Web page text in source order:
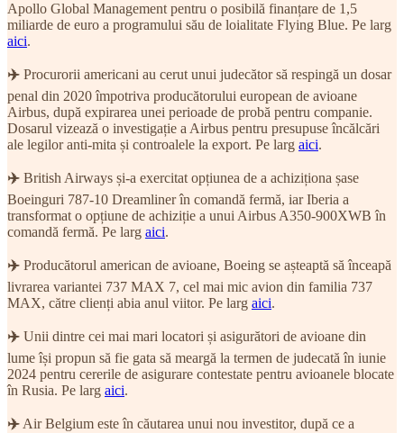
Apollo Global Management pentru o posibilă finanțare de 1,5
miliarde de euro a programului său de loialitate Flying Blue. Pe larg
aici.
✈️ Procurorii americani au cerut unui judecător să respingă un dosar
penal din 2020 împotriva producătorului european de avioane
Airbus, după expirarea unei perioade de probă pentru companie.
Dosarul vizează o investigație a Airbus pentru presupuse încălcări
ale legilor anti-mita și controalele la export. Pe larg aici.
✈️ British Airways și-a exercitat opțiunea de a achiziționa șase
Boeinguri 787-10 Dreamliner în comandă fermă, iar Iberia a
transformat o opțiune de achiziție a unui Airbus A350-900XWB în
comandă fermă. Pe larg aici.
✈️ Producătorul american de avioane, Boeing se așteaptă să înceapă
livrarea variantei 737 MAX 7, cel mai mic avion din familia 737
MAX, către clienți abia anul viitor. Pe larg aici.
✈️ Unii dintre cei mai mari locatori și asigurători de avioane din
lume își propun să fie gata să meargă la termen de judecată în iunie
2024 pentru cererile de asigurare contestate pentru avioanele blocate
în Rusia. Pe larg aici.
✈️Air Belgium este în căutarea unui nou investitor, după ce a